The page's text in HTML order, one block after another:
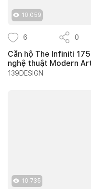
10.059
6 0
Căn hộ The Infiniti
nghệ thuật Modern
139DESIGN
10.735